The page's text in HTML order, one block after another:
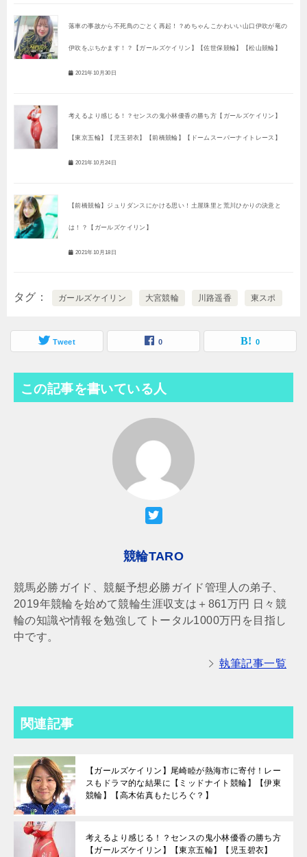
落車の事故から不死鳥のごとく再起！？めちゃんこかわいい山口伊吹が竜の
伊吹をぶちかます！？【ガールズケイリン】【佐世保競輪】【松山競輪】
2021年10月30日
考えるより感じる！？センスの鬼小林優香の勝ち方【ガールズケイリン】
【東京五輪】【児玉碧衣】【前橋競輪】【ドームスーパーナイトレース】
2021年10月24日
【前橋競輪】ジュリダンスにかける思い！土屋珠里と荒川ひかりの決意と
は！？【ガールズケイリン】
2021年10月18日
タグ ガールズケイリン 大宮競輪 川路遥香 東スポ
Tweet 0 0
この記事を書いている人
競輪TARO
競馬必勝ガイド、競艇予想必勝ガイド管理人の弟子、
2019年競輪を始めて競輪生涯収支は＋861万円 日々競
輪の知識や情報を勉強してトータル1000万円を目指し
中です。
執筆記事一覧
関連記事
【ガールズケイリン】尾崎睦が熱海市に寄付！レー
スもドラマ的な結果に【ミッドナイト競輪】【伊東
競輪】【高木佑真もたじろぐ？】
考えるより感じる！？センスの鬼小林優香の勝ち方
【ガールズケイリン】【東京五輪】【児玉碧衣】